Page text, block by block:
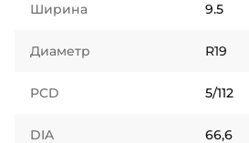
Ширина 9.5
Диаметр R19
PCD 5/112
DIA 66,6